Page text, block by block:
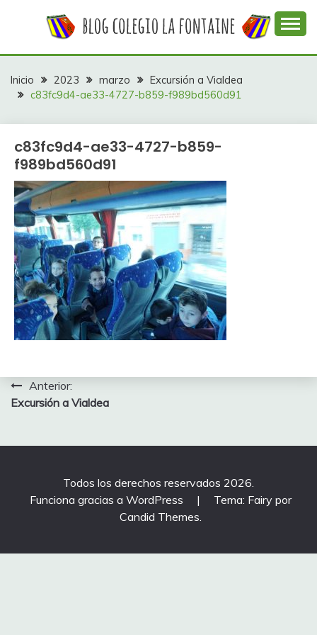
COLEGIO LA
FONTAINE
colegio La Fontaine
Inicio 2023 marzo
Excursión a Vialdea
c83fc9d4-ae33-4727-b859-f989bd560d91
c83fc9d4-ae33-4727-b859-
f989bd560d91
Navegación
de
entradas
Anterior:
Excursión a Vialdea
Todos los derechos reservados 2026.
Funciona gracias a WordPress
|
Tema: Fairy por
Candid Themes